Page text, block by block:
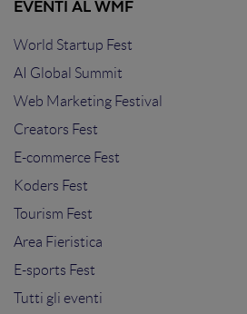
EVENTI AL WMF
World Startup Fest
AI Global Summit
Web Marketing Festival
Creators Fest
E-commerce Fest
Koders Fest
Tourism Fest
Area Fieristica
E-sports Fest
Tutti gli eventi